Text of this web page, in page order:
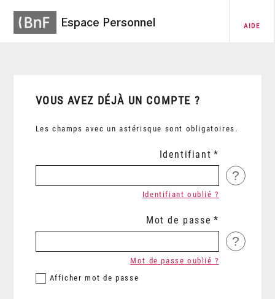
Espace Personnel AIDE
VOUS AVEZ DÉJÀ UN COMPTE ?
Les champs avec un astérisque sont obligatoires.
Identifiant
?
Identifiant oublié ?
Mot de passe
?
Afficher mot de passe
Mot de passe oublié ?